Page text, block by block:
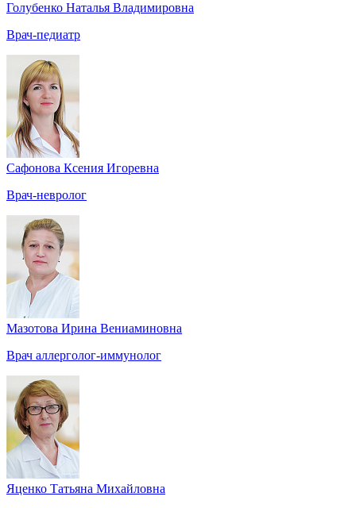
Голубенко Наталья Владимировна
Врач-педиатр
Сафонова Ксения Игоревна
Врач-невролог
Мазотова Ирина Вениаминовна
Врач аллерголог-иммунолог
Яценко Татьяна Михайловна